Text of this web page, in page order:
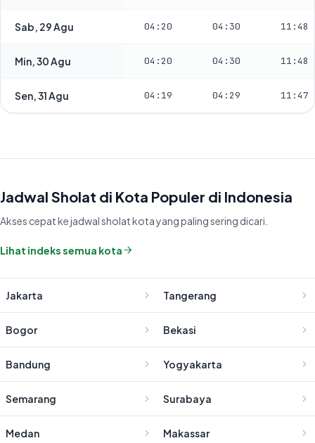
Sab, 29 Agu 04:20 04:30 11:48
Min, 30 Agu 04:20 04:30 11:48
Sen, 31 Agu 04:19 04:29 11:47
Jadwal Sholat di Kota Populer di Indonesia
Akses cepat ke jadwal sholat kota yang paling sering dicari.
Lihat indeks semua kota
Jakarta Tangerang
Bogor Bekasi
Bandung Yogyakarta
Semarang Surabaya
Medan Makassar